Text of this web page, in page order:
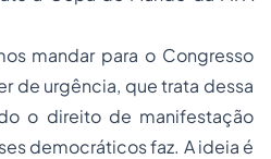
mandar para o Congresso
de urgência, que trata dessa
o direito de manifestação
democráticos faz. A ideia é